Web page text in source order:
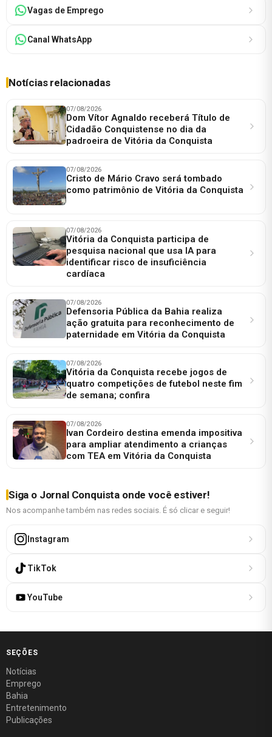
Vagas de Emprego
Canal WhatsApp
Notícias relacionadas
07/08/2026
Dom Vítor Agnaldo receberá Título de
Cidadão Conquistense no dia da
padroeira de Vitória da Conquista
07/08/2026
Cristo de Mário Cravo será tombado
como patrimônio de Vitória da Conquista
07/08/2026
Vitória da Conquista participa de
pesquisa nacional que usa IA para
identificar risco de insuficiência
cardíaca
07/08/2026
Defensoria Pública da Bahia realiza
ação gratuita para reconhecimento de
paternidade em Vitória da Conquista
07/08/2026
Vitória da Conquista recebe jogos de
quatro competições de futebol neste fim
de semana; confira
07/08/2026
Ivan Cordeiro destina emenda impositiva
para ampliar atendimento a crianças
com TEA em Vitória da Conquista
Siga o Jornal Conquista onde você estiver!
Nos acompanhe também nas redes sociais. É só clicar e seguir!
Instagram
TikTok
YouTube
SEÇÕES
Notícias
Emprego
Bahia
Entretenimento
Publicações